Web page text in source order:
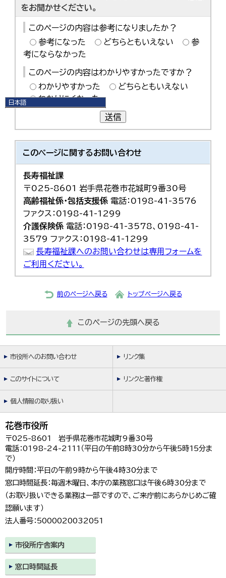
日本語
한국어
简体中文
繁體中文
をお聞かせください。
このページの内容は参考になりましたか？
参考になった
どちらともいえない
参
考にならなかった
このページの内容はわかりやすかったですか？
わかりやすかった
どちらともいえない
わかりにくかった
送信
このページに関するお問い合わせ
長寿福祉課
〒025-8601 岩手県花巻市花城町9番30号
高齢福祉係・包括支援係 電話：0198-41-3576
ファクス：0198-41-1299
介護保険係 電話：0198-41-3578、0198-41-
3579 ファクス：0198-41-1299
長寿福祉課へのお問い合わせは専用フォームを
ご利用ください。
前のページへ戻る トップページへ戻る
このページの先頭へ戻る
市役所へのお問い合わせ リンク集
このサイトについて リンクと著作権
個人情報の取り扱い
花巻市役所
〒025-8601 岩手県花巻市花城町9番30号
電話：0198-24-2111（平日の午前8時30分から午後5時15分ま
で）
開庁時間：平日の午前9時から午後4時30分まで
窓口時間延長：毎週木曜日、本庁の業務窓口は午後6時30分まで
（お取り扱いできる業務は一部ですので、ご来庁前にあらかじめご確
認願います）
法人番号：5000020032051
市役所庁舎案内
窓口時間延長